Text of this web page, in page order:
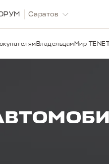
ВладельцамМир
Саратов